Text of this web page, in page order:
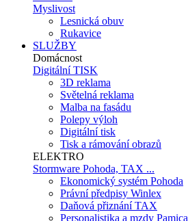
Myslivost
Lesnická obuv
Rukavice
SLUŽBY
Domácnost
Digitální TISK
3D reklama
Světelná reklama
Malba na fasádu
Polepy výloh
Digitální tisk
Tisk a rámování obrazů
ELEKTRO
Stormware Pohoda, TAX ...
Ekonomický systém Pohoda
Právní předpisy Winlex
Daňová přiznání TAX
Personalistika a mzdy Pamica